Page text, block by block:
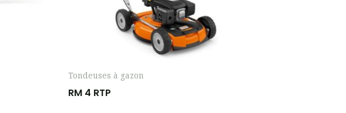
Tondeuses à gazon
RM 4 RTP